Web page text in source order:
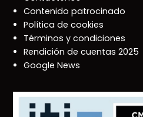
Contenido patrocinado
Política de cookies
Términos y condiciones
Rendición de cuentas 2025
Google News